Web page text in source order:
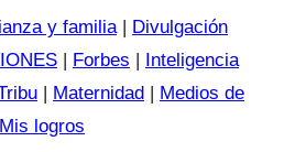
y familia|
Divulgación
Forbes
Inteligencia
Maternidad
Medios de
Mis logros